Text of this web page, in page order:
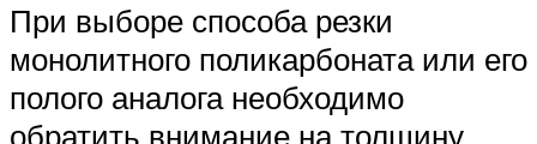
При выборе способа резки
монолитного поликарбоната или его
полого аналога необходимо
обратить внимание на толщину